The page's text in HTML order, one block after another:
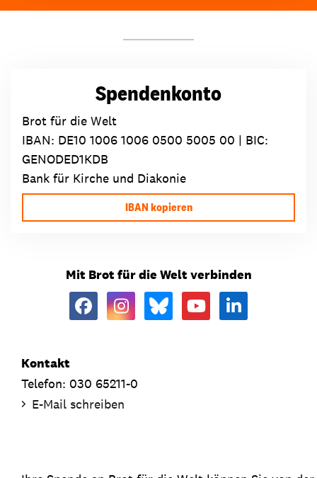
Spendenkonto
Brot für die Welt
IBAN: DE10 1006 1006 0500 5005 00 | BIC:
GENODED1KDB
Bank für Kirche und Diakonie
IBAN kopieren
Mit Brot für die Welt verbinden
Kontakt
Telefon: 030 65211-0
E-Mail schreiben